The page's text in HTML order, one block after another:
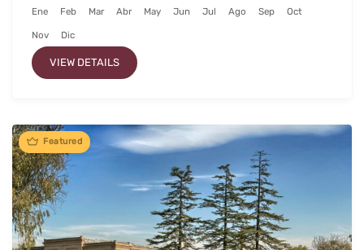
Ene Feb Mar Abr May Jun Jul Ago Sep Oct
Nov Dic
VIEW DETAILS
Featured